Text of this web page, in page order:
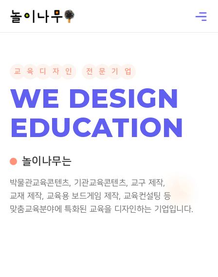
교 육 디 자 인 전 문 기 업
WE DESIGN
EDUCATION
놀이나무는
박물관교육콘텐츠, 기관교육콘텐츠, 교구 제작,
교재 제작, 교육용 보드게임 제작, 교육컨설팅 등
맞춤교육분야에 특화된 교육을 디자인하는 기업입니다.